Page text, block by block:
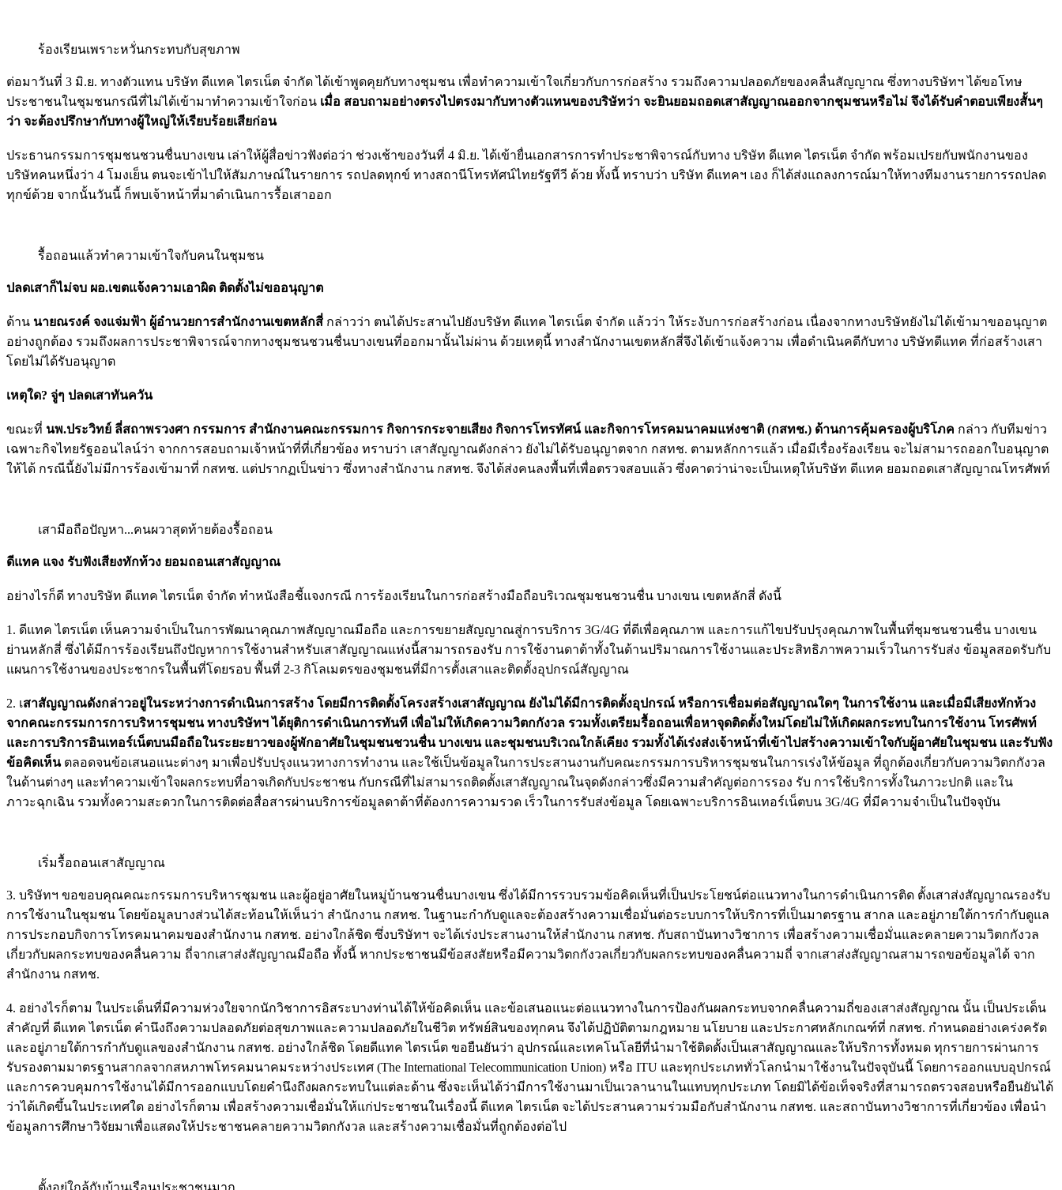
ร้องเรียนเพราะหวั่นกระทบกับสุขภาพ
ต่อมาวันที่ 3 มิ.ย. ทางตัวแทน บริษัท ดีแทค ไตรเน็ต จำกัด ได้เข้าพูดคุยกับทางชุมชน เพื่อทำความเข้าใจเกี่ยวกับการก่อสร้าง รวมถึงความปลอดภัยของคลื่นสัญญาณ ซึ่งทางบริษัทฯ ได้ขอโทษ
ประชาชนในชุมชนกรณีที่ไม่ได้เข้ามาทำความเข้าใจก่อน เมื่อ สอบถามอย่างตรงไปตรงมากับทางตัวแทนของบริษัทว่า จะยินยอมถอดเสาสัญญาณออกจากชุมชนหรือไม่ จึงได้รับคำตอบเพียงสั้นๆ
ว่า จะต้องปรึกษากับทางผู้ใหญ่ให้เรียบร้อยเสียก่อน
ประธานกรรมการชุมชนชวนชื่นบางเขน เล่าให้ผู้สื่อข่าวฟังต่อว่า ช่วงเช้าของวันที่ 4 มิ.ย. ได้เข้ายื่นเอกสารการทำประชาพิจารณ์กับทาง บริษัท ดีแทค ไตรเน็ต จำกัด พร้อมเปรยกับพนักงานของ
บริษัทคนหนึ่งว่า 4 โมงเย็น ตนจะเข้าไปให้สัมภาษณ์ในรายการ รถปลดทุกข์ ทางสถานีโทรทัศน์ไทยรัฐทีวี ด้วย ทั้งนี้ ทราบว่า บริษัท ดีแทคฯ เอง ก็ได้ส่งแถลงการณ์มาให้ทางทีมงานรายการรถปลด
ทุกข์ด้วย จากนั้นวันนี้ ก็พบเจ้าหน้าที่มาดำเนินการรื้อเสาออก
รื้อถอนแล้วทำความเข้าใจกับคนในชุมชน
ปลดเสาก็ไม่จบ ผอ.เขตแจ้งความเอาผิด ติดตั้งไม่ขออนุญาต
ด้าน นายณรงค์ จงแจ่มฟ้า ผู้อำนวยการสำนักงานเขตหลักสี่ กล่าวว่า ตนได้ประสานไปยังบริษัท ดีแทค ไตรเน็ต จำกัด แล้วว่า ให้ระงับการก่อสร้างก่อน เนื่องจากทางบริษัทยังไม่ได้เข้ามาขออนุญาต
อย่างถูกต้อง รวมถึงผลการประชาพิจารณ์จากทางชุมชนชวนชื่นบางเขนที่ออกมานั้นไม่ผ่าน ด้วยเหตุนี้ ทางสำนักงานเขตหลักสี่จึงได้เข้าแจ้งความ เพื่อดำเนินคดีกับทาง บริษัทดีแทค ที่ก่อสร้างเสา
โดยไม่ได้รับอนุญาต
เหตุใด? จู่ๆ ปลดเสาทันควัน
ขณะที่ นพ.ประวิทย์ ลี่สถาพรวงศา กรรมการ สำนักงานคณะกรรมการ กิจการกระจายเสียง กิจการโทรทัศน์ และกิจการโทรคมนาคมแห่งชาติ (กสทช.) ด้านการคุ้มครองผู้บริโภค กล่าว กับทีมข่าว
เฉพาะกิจไทยรัฐออนไลน์ว่า จากการสอบถามเจ้าหน้าที่ที่เกี่ยวข้อง ทราบว่า เสาสัญญาณดังกล่าว ยังไม่ได้รับอนุญาตจาก กสทช. ตามหลักการแล้ว เมื่อมีเรื่องร้องเรียน จะไม่สามารถออกใบอนุญาต
ให้ได้ กรณีนี้ยังไม่มีการร้องเข้ามาที่ กสทช. แต่ปรากฏเป็นข่าว ซึ่งทางสำนักงาน กสทช. จึงได้ส่งคนลงพื้นที่เพื่อตรวจสอบแล้ว ซึ่งคาดว่าน่าจะเป็นเหตุให้บริษัท ดีแทค ยอมถอดเสาสัญญาณโทรศัพท์
เสามือถือปัญหา...คนผวาสุดท้ายต้องรื้อถอน
ดีแทค แจง รับฟังเสียงทักท้วง ยอมถอนเสาสัญญาณ
อย่างไรก็ดี ทางบริษัท ดีแทค ไตรเน็ต จำกัด ทำหนังสือชี้แจงกรณี การร้องเรียนในการก่อสร้างมือถือบริเวณชุมชนชวนชื่น บางเขน เขตหลักสี่ ดังนี้
1. ดีแทค ไตรเน็ต เห็นความจำเป็นในการพัฒนาคุณภาพสัญญาณมือถือ และการขยายสัญญาณสู่การบริการ 3G/4G ที่ดีเพื่อคุณภาพ และการแก้ไขปรับปรุงคุณภาพในพื้นที่ชุมชนชวนชื่น บางเขน
ย่านหลักสี่ ซึ่งได้มีการร้องเรียนถึงปัญหาการใช้งานสำหรับเสาสัญญาณแห่งนี้สามารถรองรับ การใช้งานดาต้าทั้งในด้านปริมาณการใช้งานและประสิทธิภาพความเร็วในการรับส่ง ข้อมูลสอดรับกับ
แผนการใช้งานของประชากรในพื้นที่โดยรอบ พื้นที่ 2-3 กิโลเมตรของชุมชนที่มีการตั้งเสาและติดตั้งอุปกรณ์สัญญาณ
2. เสาสัญญาณดังกล่าวอยู่ในระหว่างการดำเนินการสร้าง โดยมีการติดตั้งโครงสร้างเสาสัญญาณ ยังไม่ได้มีการติดตั้งอุปกรณ์ หรือการเชื่อมต่อสัญญาณใดๆ ในการใช้งาน และเมื่อมีเสียงทักท้วง
จากคณะกรรมการการบริหารชุมชน ทางบริษัทฯ ได้ยุติการดำเนินการทันที เพื่อไม่ให้เกิดความวิตกกังวล รวมทั้งเตรียมรื้อถอนเพื่อหาจุดติดตั้งใหม่โดยไม่ให้เกิดผลกระทบในการใช้งาน โทรศัพท์
และการบริการอินเทอร์เน็ตบนมือถือในระยะยาวของผู้พักอาศัยในชุมชนชวนชื่น บางเขน และชุมชนบริเวณใกล้เคียง รวมทั้งได้เร่งส่งเจ้าหน้าที่เข้าไปสร้างความเข้าใจกับผู้อาศัยในชุมชน และรับฟัง
ข้อคิดเห็นตลอดจนข้อเสนอแนะต่างๆ มาเพื่อปรับปรุงแนวทางการทำงาน และใช้เป็นข้อมูลในการประสานงานกับคณะกรรมการบริหารชุมชนในการเร่งให้ข้อมูล ที่ถูกต้องเกี่ยวกับความวิตกกังวล
ในด้านต่างๆ และทำความเข้าใจผลกระทบที่อาจเกิดกับประชาชน กับกรณีที่ไม่สามารถติดตั้งเสาสัญญาณในจุดดังกล่าวซึ่งมีความสำคัญต่อการรอง รับ การใช้บริการทั้งในภาวะปกติ และใน
ภาวะฉุกเฉิน รวมทั้งความสะดวกในการติดต่อสื่อสารผ่านบริการข้อมูลดาต้าที่ต้องการความรวด เร็วในการรับส่งข้อมูล โดยเฉพาะบริการอินเทอร์เน็ตบน 3G/4G ที่มีความจำเป็นในปัจจุบัน
เริ่มรื้อถอนเสาสัญญาณ
3. บริษัทฯ ขอขอบคุณคณะกรรมการบริหารชุมชน และผู้อยู่อาศัยในหมู่บ้านชวนชื่นบางเขน ซึ่งได้มีการรวบรวมข้อคิดเห็นที่เป็นประโยชน์ต่อแนวทางในการดำเนินการติด ตั้งเสาส่งสัญญาณรองรับ
การใช้งานในชุมชน โดยข้อมูลบางส่วนได้สะท้อนให้เห็นว่า สำนักงาน กสทช. ในฐานะกำกับดูแลจะต้องสร้างความเชื่อมั่นต่อระบบการให้บริการที่เป็นมาตรฐาน สากล และอยู่ภายใต้การกำกับดูแล
การประกอบกิจการโทรคมนาคมของสำนักงาน กสทช. อย่างใกล้ชิด ซึ่งบริษัทฯ จะได้เร่งประสานงานให้สำนักงาน กสทช. กับสถาบันทางวิชาการ เพื่อสร้างความเชื่อมั่นและคลายความวิตกกังวล
เกี่ยวกับผลกระทบของคลื่นความ ถี่จากเสาส่งสัญญาณมือถือ ทั้งนี้ หากประชาชนมีข้อสงสัยหรือมีความวิตกกังวลเกี่ยวกับผลกระทบของคลื่นความถี่ จากเสาส่งสัญญาณสามารถขอข้อมูลได้ จาก
สำนักงาน กสทช.
4. อย่างไรก็ตาม ในประเด็นที่มีความห่วงใยจากนักวิชาการอิสระบางท่านได้ให้ข้อคิดเห็น และข้อเสนอแนะต่อแนวทางในการป้องกันผลกระทบจากคลื่นความถี่ของเสาส่งสัญญาณ นั้น เป็นประเด็น
สำคัญที่ ดีแทค ไตรเน็ต คำนึงถึงความปลอดภัยต่อสุขภาพและความปลอดภัยในชีวิต ทรัพย์สินของทุกคน จึงได้ปฏิบัติตามกฎหมาย นโยบาย และประกาศหลักเกณฑ์ที่ กสทช. กำหนดอย่างเคร่งครัด
และอยู่ภายใต้การกำกับดูแลของสำนักงาน กสทช. อย่างใกล้ชิด โดยดีแทค ไตรเน็ต ขอยืนยันว่า อุปกรณ์และเทคโนโลยีที่นำมาใช้ติดตั้งเป็นเสาสัญญาณและให้บริการทั้งหมด ทุกรายการผ่านการ
รับรองตามมาตรฐานสากลจากสหภาพโทรคมนาคมระหว่างประเทศ (The International Telecommunication Union) หรือ ITU และทุกประเภททั่วโลกนำมาใช้งานในปัจจุบันนี้ โดยการออกแบบอุปกรณ์
และการควบคุมการใช้งานได้มีการออกแบบโดยคำนึงถึงผลกระทบในแต่ละด้าน ซึ่งจะเห็นได้ว่ามีการใช้งานมาเป็นเวลานานในแทบทุกประเภท โดยมิได้ข้อเท็จจริงที่สามารถตรวจสอบหรือยืนยันได้
ว่าได้เกิดขึ้นในประเทศใด อย่างไรก็ตาม เพื่อสร้างความเชื่อมั่นให้แก่ประชาชนในเรื่องนี้ ดีแทค ไตรเน็ต จะได้ประสานความร่วมมือกับสำนักงาน กสทช. และสถาบันทางวิชาการที่เกี่ยวข้อง เพื่อนำ
ข้อมูลการศึกษาวิจัยมาเพื่อแสดงให้ประชาชนคลายความวิตกกังวล และสร้างความเชื่อมั่นที่ถูกต้องต่อไป
ตั้งอยู่ใกล้กับบ้านเรือนประชาชนมาก